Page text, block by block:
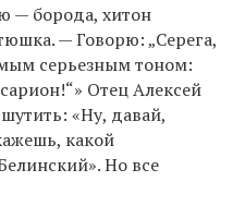
— борода, хитон
— Говорю: „Серега,
серьезным тоном:
Отец Алексей
«Ну, давай,
какой
Но все